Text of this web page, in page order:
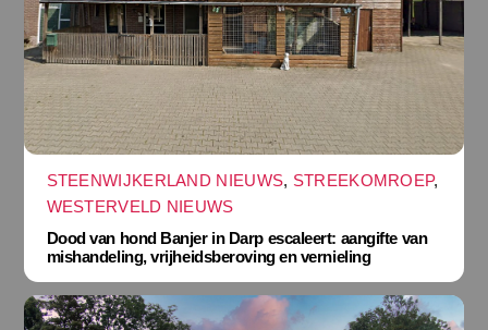
STEENWIJKERLAND NIEUWS, STREEKOMROEP,
WESTERVELD NIEUWS
Dood van hond Banjer in Darp escaleert: aangifte van
mishandeling, vrijheidsberoving en vernieling